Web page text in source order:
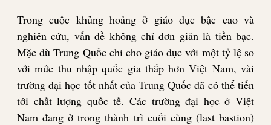
Trong cuộc khủng hoảng ở giáo dục bậc cao và
nghiên cứu, vấn đề không chỉ đơn giản là tiền bạc.
Mặc dù Trung Quốc chi cho giáo dục với một tỷ lệ so
với mức thu nhập quốc gia thấp hơn Việt Nam, vài
trường đại học tốt nhất của Trung Quốc đã có thể tiến
tới chất lượng quốc tế. Các trường đại học ở Việt
Nam đang ở trong thành trì cuối cùng (last bastion)